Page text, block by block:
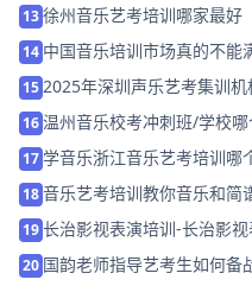
13徐州音乐艺考培训哪家最好
14 中国音乐培训市场真的不能
15 2025年深圳声乐艺考集训机
16温州音乐校考冲刺班/学校
17学音乐浙江音乐艺考培训哪
18音乐艺考培训教你音乐和简
19长治影视表演培训-长治影
20 国韵老师指导艺考生如何备